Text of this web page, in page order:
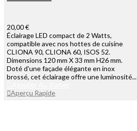
20,00 €
Éclairage LED compact de 2 Watts,
compatible avec nos hottes de cuisine
CLIONA 90, CLIONA 60, ISOS 52.
Dimensions 120 mm X 33 mm H26 mm.
Doté d'une façade élégante en inox
brossé, cet éclairage offre une luminosité...
Aperçu Rapide